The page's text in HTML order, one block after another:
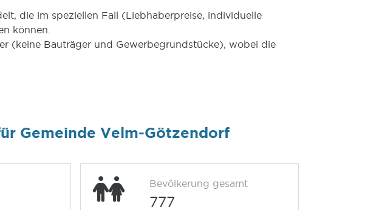
die im speziellen Fall (Liebhaberpreise, individuelle
können.
(keine Bauträger und Gewerbegrundstücke), wobei die
Gemeinde Velm-Götzendorf
Bevölkerung gesamt
777